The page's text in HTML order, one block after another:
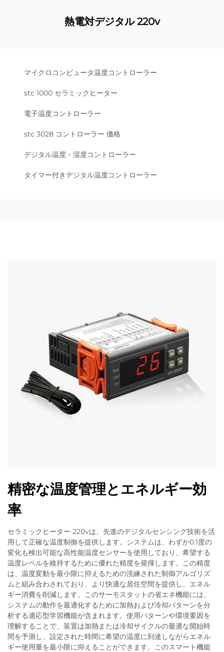
熱電対デジタル 220v
マイクロコンピュータ温度コントローラー
stc 1000 セラミックヒーター
電子温度コントローラー
stc 3028 コントローラー 価格
デジタル温度・湿度コントローラー
タイマー付きデジタル温度コントローラー
精密な温度管理とエネルギー効
率
セラミックヒーター 220vは、先進のデジタルセンシング技術を活
用して正確な温度制御を提供します。システムは、わずか0.1度の
変化も検出可能な高性能温度センサーを使用しており、希望する
温度レベルを維持するために優れた精度を発揮します。この精度
は、温度変動を最小限に抑えるための洗練された制御アルゴリズ
ムと組み合わされており、より快適な居住空間を提供し、エネル
ギー消費を削減します。このサーモスタットの省エネ機能には、
システムの動作を最適化するために加熱および冷却パターンを分
析する適応型学習機能が含まれます。使用パターンや環境要因を
理解することで、装置は加熱または冷却サイクルの最適な開始時
間を予測し、設定された時間に希望の温度に到達しながらエネル
ギー使用量を最小限に抑えることができます。このスマート機能